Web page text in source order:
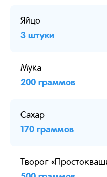
Яйцо
3 штуки
Мука
200 граммов
Сахар
170 граммов
Творог